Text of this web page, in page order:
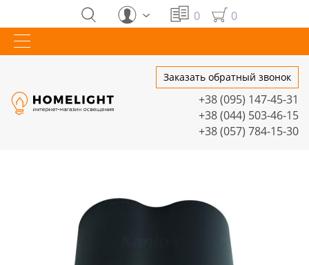
0 0
Заказать обратный звонок
+38 (095) 147-45-31
+38 (044) 503-46-15
+38 (057) 784-15-30